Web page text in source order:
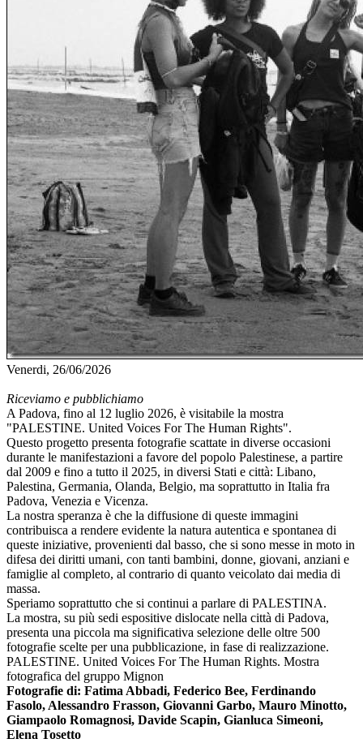
Venerdi, 26/06/2026
Riceviamo e pubblichiamo
A Padova, fino al 12 luglio 2026, è visitabile la mostra
"PALESTINE. United Voices For The Human Rights".
Questo progetto presenta fotografie scattate in diverse occasioni
durante le manifestazioni a favore del popolo Palestinese, a partire
dal 2009 e fino a tutto il 2025, in diversi Stati e città: Libano,
Palestina, Germania, Olanda, Belgio, ma soprattutto in Italia fra
Padova, Venezia e Vicenza.
La nostra speranza è che la diffusione di queste immagini
contribuisca a rendere evidente la natura autentica e spontanea di
queste iniziative, provenienti dal basso, che si sono messe in moto in
difesa dei diritti umani, con tanti bambini, donne, giovani, anziani e
famiglie al completo, al contrario di quanto veicolato dai media di
massa.
Speriamo soprattutto che si continui a parlare di PALESTINA.
La mostra, su più sedi espositive dislocate nella città di Padova,
presenta una piccola ma significativa selezione delle oltre 500
fotografie scelte per una pubblicazione, in fase di realizzazione.
PALESTINE. United Voices For The Human Rights. Mostra
fotografica del gruppo Mignon
Fotografie di: Fatima Abbadi, Federico Bee, Ferdinando
Fasolo, Alessandro Frasson, Giovanni Garbo, Mauro Minotto,
Giampaolo Romagnosi, Davide Scapin, Gianluca Simeoni,
Elena Tosetto